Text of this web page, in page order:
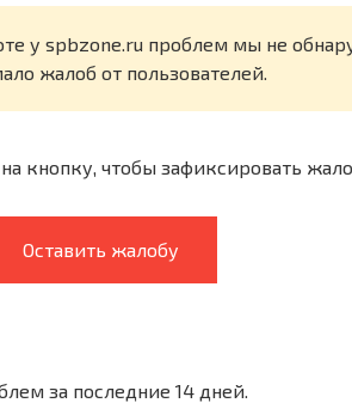
у spbzone.ru проблем мы не
жалоб от пользователей.
кнопку, чтобы зафиксировать
Оставить жалобу
за последние 14 дней.